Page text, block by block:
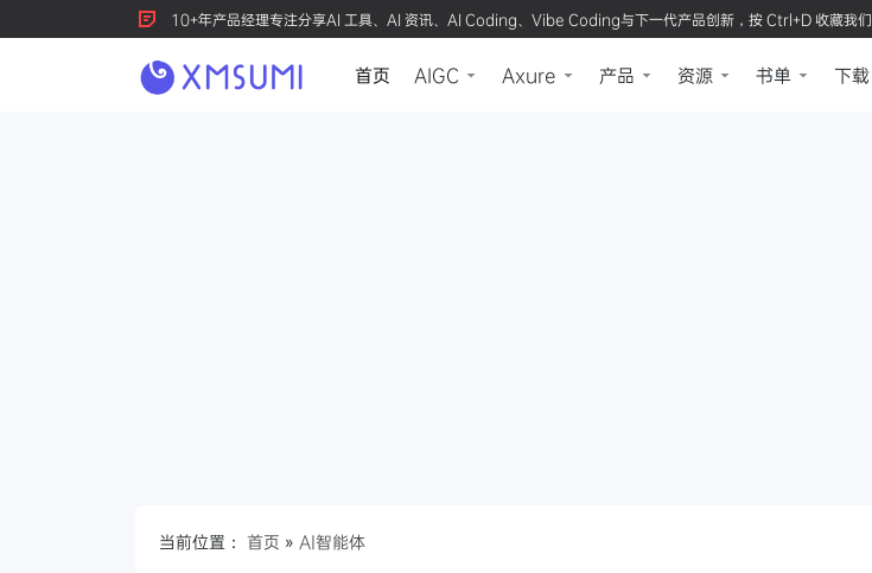
10+年产品经理专注分享AI 工具、AI 资讯、AI Coding、Vibe Coding与下一代产品创新，按 Ctrl+D 收藏我们
首页 AIGC Axure 产品 资源 书单 下载
当前位置： 首页 » AI智能体